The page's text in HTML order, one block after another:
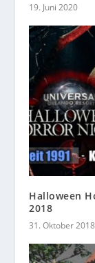
19. Juni 2020
Halloween
2018
31. Oktober 2018